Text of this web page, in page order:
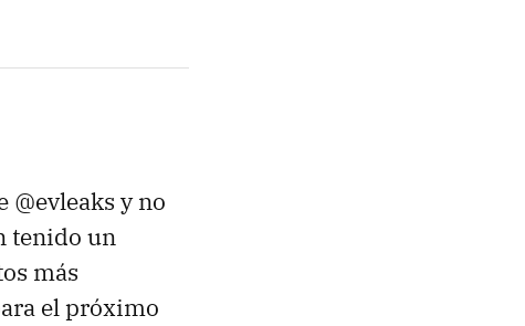
y no
tenido un
más
el próximo